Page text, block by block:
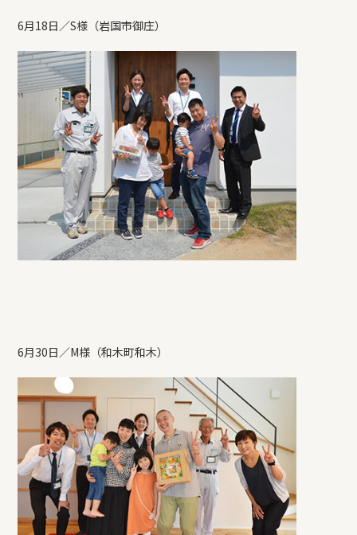
6月18日／S様（岩国市御庄）
6月30日／M様（和木町和木）